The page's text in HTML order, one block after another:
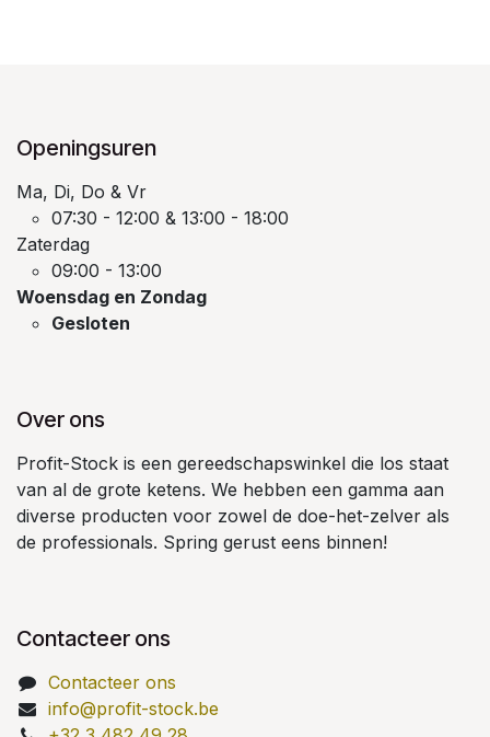
Openingsuren
Ma, Di, Do & Vr
07:30 - 12:00 & 13:00 - 18:00
Zaterdag
09:00 - 13:00
Woensdag en Zondag
Gesloten
Over ons
Profit-Stock is een gereedschapswinkel die los staat
van al de grote ketens. We hebben een gamma aan
diverse producten voor zowel de doe-het-zelver als
de professionals. Spring gerust eens binnen!
Contacteer ons
Contacteer ons
info@profit-stock.be